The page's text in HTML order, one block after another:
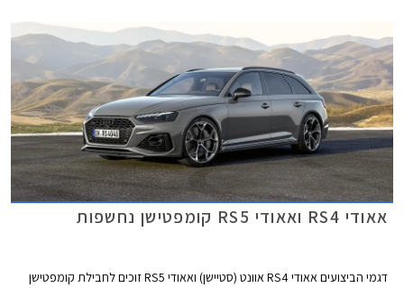
אאודי RS4 ואאודי RS5 קומפטישן נחשפות
דגמי הביצועים אאודי RS4 אוונט (סטיישן) ואאודי RS5 זוכים לחבילת קומפטישן